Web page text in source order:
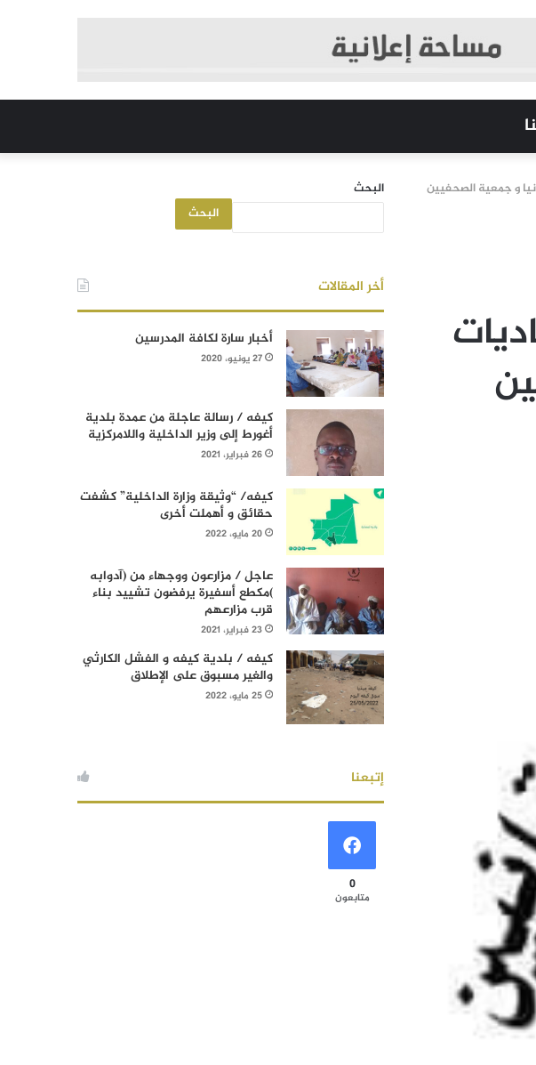
و جمعية الصحفيين
البحث
البحث
أخر المقالات
أخبار سارة لكافة المدرسين
27 يونيو، 2020
كيفه / رسالة عاجلة من عمدة بلدية
أغورط إلى وزير الداخلية واللامركزية
26 فبراير، 2021
كيفه/ “وثيقة وزارة الداخلية” كشفت
حقائق و أهملت أخرى
20 مايو، 2022
عاجل / مزارعون ووجهاء من (آدوابه
)مكطع أسفيرة يرفضون تشييد بناء
قرب مزارعهم
23 فبراير، 2021
كيفه / بلدية كيفه و الفشل الكارثي
والغير مسبوق على الإطلاق
25 مايو، 2022
إتبعنا
0
متابعون